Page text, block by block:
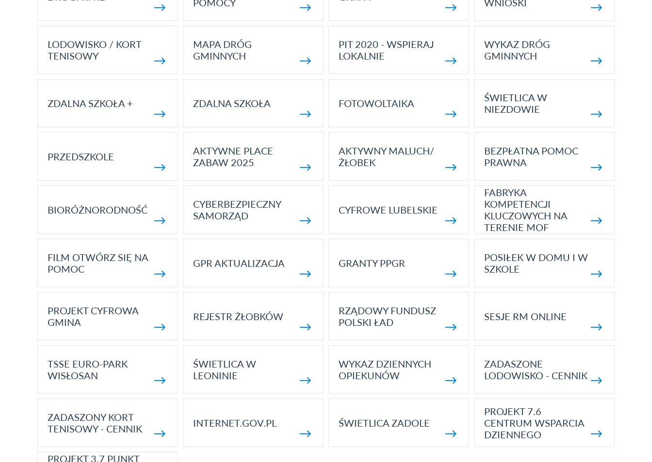
POMOCY
WNIOSKI
LODOWISKO / KORT
TENISOWY
MAPA DRÓG
GMINNYCH
PIT 2020 - WSPIERAJ
LOKALNIE
WYKAZ DRÓG
GMINNYCH
ZDALNA SZKOŁA + ZDALNA SZKOŁA FOTOWOLTAIKA
ŚWIETLICA W
NIEZDOWIE
PRZEDSZKOLE
AKTYWNE PLACE
ZABAW 2025
AKTYWNY MALUCH/
ŻŁOBEK
BEZPŁATNA POMOC
PRAWNA
BIORÓŻNORODNOŚĆ
CYBERBEZPIECZNY
SAMORZĄD
CYFROWE LUBELSKIE
FABRYKA
KOMPETENCJI
KLUCZOWYCH NA
TERENIE MOF
FILM OTWÓRZ SIĘ NA
POMOC
GPR AKTUALIZACJA GRANTY PPGR
POSIŁEK W DOMU I W
SZKOLE
PROJEKT CYFROWA
GMINA
REJESTR ŻŁOBKÓW
RZĄDOWY FUNDUSZ
POLSKI ŁAD
SESJE RM ONLINE
TSSE EURO-PARK
WISŁOSAN
ŚWIETLICA W
LEONINIE
WYKAZ DZIENNYCH
OPIEKUNÓW
ZADASZONE
LODOWISKO - CENNIK
ZADASZONY KORT
TENISOWY - CENNIK
INTERNET.GOV.PL ŚWIETLICA ZADOLE
PROJEKT 7.6
CENTRUM WSPARCIA
DZIENNEGO
PROJEKT 3.7 PUNKT